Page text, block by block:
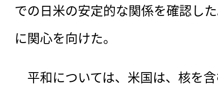
での日米の安定的な関係を確認し
に関心を向けた。
平和については、米国は、核を